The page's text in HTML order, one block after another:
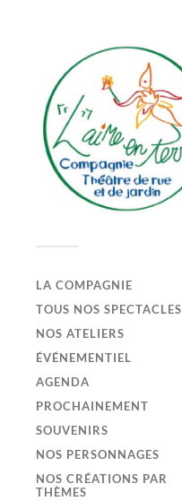
LA COMPAGNIE
TOUS NOS SPECTACLES
NOS ATELIERS
ÉVÉNEMENTIEL
AGENDA
PROCHAINEMENT
SOUVENIRS
NOS PERSONNAGES
NOS CRÉATIONS PAR
THÈMES